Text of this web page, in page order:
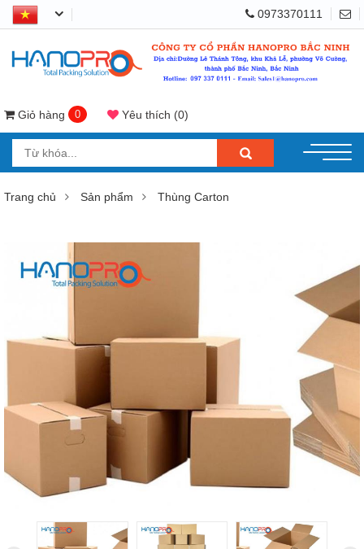
0973370111
Giỏ hàng 0 Yêu thích (0)
Trang chủ Sản phẩm Thùng Carton